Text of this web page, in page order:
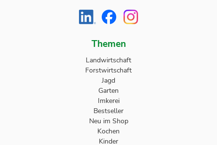
Themen
Landwirtschaft
Forstwirtschaft
Jagd
Garten
Imkerei
Bestseller
Neu im Shop
Kochen
Kinder